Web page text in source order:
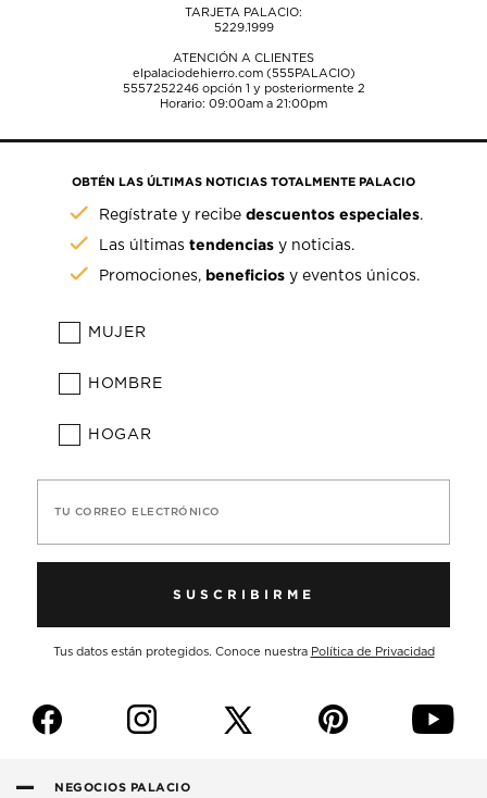
TARJETA PALACIO:
5229.1999
ATENCIÓN A CLIENTES
elpalaciodehierro.com (555PALACIO)
5557252246opción 1 y posteriormente 2
Horario: 09:00am a 21:00pm
OBTÉN LAS ÚLTIMAS NOTICIAS TOTALMENTE PALACIO
Regístrate y recibedescuentos especiales.
Las últimastendencias y noticias.
Promociones, beneficios y eventos únicos.
MUJER
HOMBRE
HOGAR
TU CORREO ELECTRÓNICO
SUSCRIBIRME
Tus datos están protegidos. Conoce nuestra Política de Privacidad
f i p y
NEGOCIOS PALACIO